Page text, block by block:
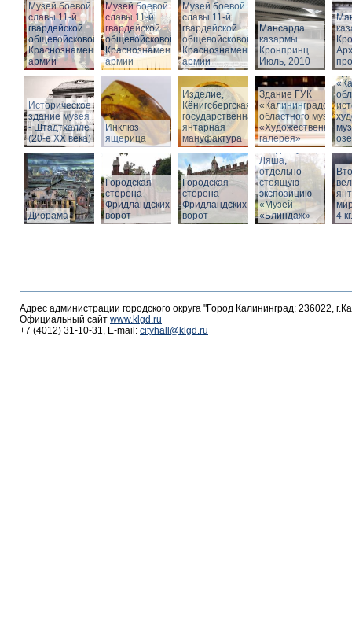
Музей боевой
славы 11-й
гвардейской
общевойсковой
Краснознаменной
армии
Музей боевой
славы 11-й
гвардейской
общевойсковой
Краснознаменной
армии
Музей боевой
славы 11-й
гвардейской
общевойсковой
Краснознаменной
армии
Мансарда
казармы
Кронпринц.
Июль, 2010
Историческое
здание музея
- Штадтхалле
(20-е XX века)
Инклюз
ящерица
Изделие,
Кёнигсбергская
государственная
янтарная
мануфактура
Здание ГУК
«Калининградского
областного музея
«Художественная
галерея»
Диорама
Городская
сторона
Фридландских
ворот
Городская
сторона
Фридландских
ворот
Вход в бункер
Ляша,
отдельно
стоящую
экспозицию
«Музей
«Блиндаж»
4
Адрес администрации городского округа "Город Калининград: 236022,
Официальный сайт www.klgd.ru
+7 (4012) 31-10-31, E-mail: cityhall@klgd.ru